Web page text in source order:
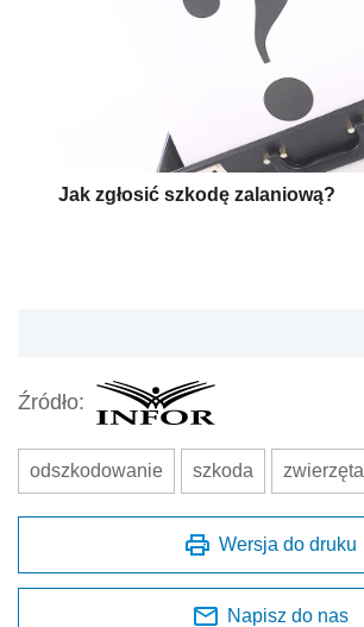
Jak zgłosić szkodę zalaniową?
Źródło:
odszkodowanie szkoda zwierzęta
Wersja do druku
Napisz do nas